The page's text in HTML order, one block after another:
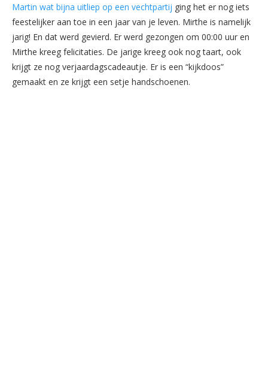
Martin wat bijna uitliep op een vechtpartij ging het er nog iets
feestelijker aan toe in een jaar van je leven. Mirthe is namelijk
jarig! En dat werd gevierd. Er werd gezongen om 00:00 uur en
Mirthe kreeg felicitaties. De jarige kreeg ook nog taart, ook
krijgt ze nog verjaardagscadeautje. Er is een “kijkdoos”
gemaakt en ze krijgt een setje handschoenen.